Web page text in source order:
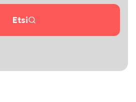
Etsi